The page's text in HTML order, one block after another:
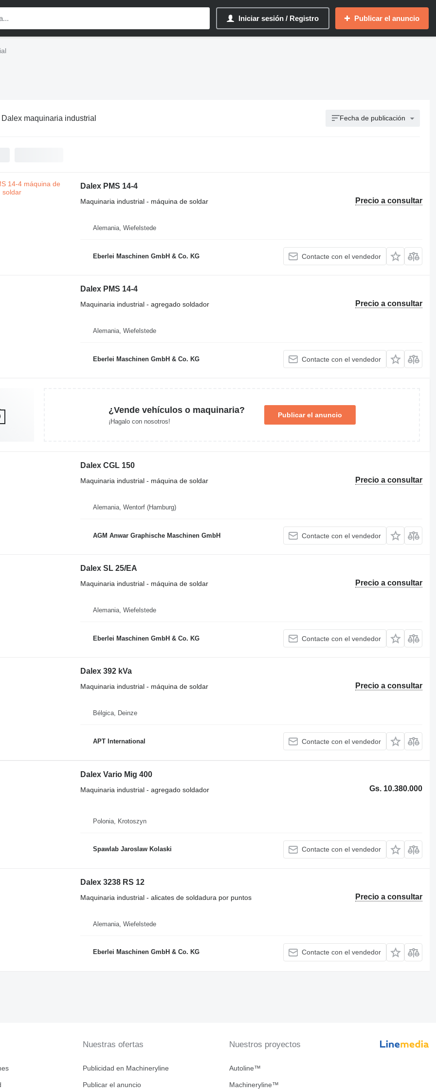
Iniciar sesión / Registro Publicar el anuncio
Dalex maquinaria industrial Fecha de publicación
Dalex PMS 14-4
Precio a consultar
Maquinaria industrial - máquina de soldar
Alemania, Wiefelstede
Eberlei Maschinen GmbH & Co. KG Contacte con el vendedor
Dalex PMS 14-4
Precio a consultar
Maquinaria industrial - agregado soldador
Alemania, Wiefelstede
Eberlei Maschinen GmbH & Co. KG Contacte con el vendedor
¿Vende vehículos o maquinaria?
¡Hagalo con nosotros!
Publicar el anuncio
Dalex CGL 150
Precio a consultar
Maquinaria industrial - máquina de soldar
Alemania, Wentorf (Hamburg)
AGM Anwar Graphische Maschinen GmbH Contacte con el vendedor
Dalex SL 25/EA
Precio a consultar
Maquinaria industrial - máquina de soldar
Alemania, Wiefelstede
Eberlei Maschinen GmbH & Co. KG Contacte con el vendedor
Dalex 392 kVa
Precio a consultar
Maquinaria industrial - máquina de soldar
Bélgica, Deinze
APT International Contacte con el vendedor
Dalex Vario Mig 400
Gs. 10.380.000
Maquinaria industrial - agregado soldador
Polonia, Krotoszyn
Spawlab Jaroslaw Kolaski Contacte con el vendedor
Dalex 3238 RS 12
Precio a consultar
Maquinaria industrial - alicates de soldadura por puntos
Alemania, Wiefelstede
Eberlei Maschinen GmbH & Co. KG Contacte con el vendedor
Nuestras ofertas
Publicidad en Machineryline
Publicar el anuncio
Nuestros proyectos
Autoline™
Machineryline™